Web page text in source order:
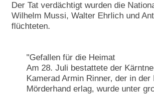
Der Tat verdächtigt wurden die
Wilhelm Mussi, Walter Ehrlich und
flüchteten.
"Gefallen für die Heimat
Am 28. Juli bestattete der
Kamerad Armin Rinner, der in
Mörderhand erlag, wurde unter